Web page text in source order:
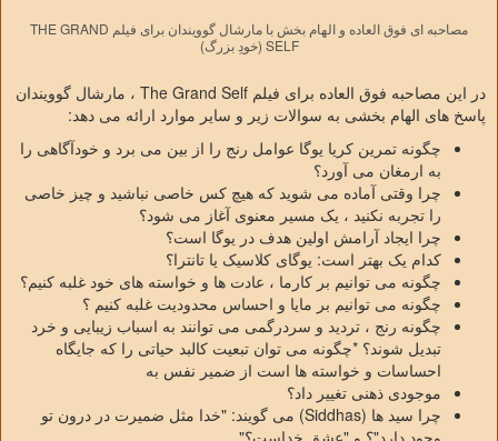
مصاحبه ای فوق العاده و الهام بخش با مارشال گوویندان برای فیلم THE GRAND
SELF (خودِ بزرگ)
در این مصاحبه فوق العاده برای فیلم The Grand Self ، مارشال گوویندان
پاسخ های الهام بخشی به سوالات زیر و سایر موارد ارائه می دهد:
چگونه تمرین کریا یوگا عوامل رنج را از بین می برد و خودآگاهی را
به ارمغان می آورد؟
چرا وقتی آماده می شوید که هیچ کس خاصی نباشید و چیز خاصی
را تجربه نکنید ، یک مسیر معنوی آغاز می شود؟
چرا ایجاد آرامش اولین هدف در یوگا است؟
کدام یک بهتر است: یوگای کلاسیک یا تانترا؟
چگونه می توانیم بر کارما ، عادت ها و خواسته های خود غلبه کنیم؟
چگونه می توانیم بر مایا و احساس محدودیت غلبه کنیم ؟
چگونه رنج ، تردید و سردرگمی می توانند به اسباب زیبایی و خرد
تبدیل شوند؟ *چگونه می توان تبعیت کالبد حیاتی را که جایگاه
احساسات و خواسته ها است از ضمیر نفس به
موجودی ذهنی تغییر داد؟
چرا سید ها (Siddhas) می گویند: "خدا مثل ضمیرت در درون تو
وجود دارد"؟ و "عشق خداست؟"